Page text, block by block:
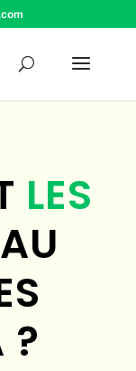
LES
AU
?